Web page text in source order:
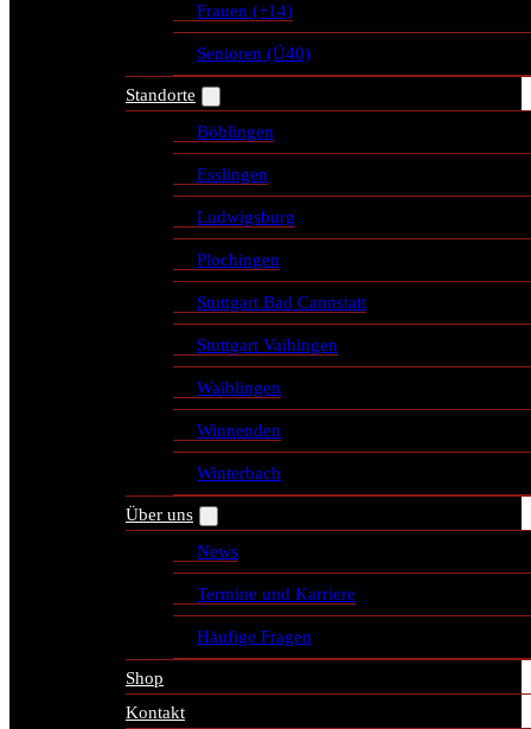
Frauen (+14)
Senioren (Ü40)
Standorte
Böblingen
Esslingen
Ludwigsburg
Plochingen
Stuttgart Bad Cannstatt
Stuttgart Vaihingen
Waiblingen
Winnenden
Winterbach
Über uns
News
Termine und Karriere
Häufige Fragen
Shop
Kontakt